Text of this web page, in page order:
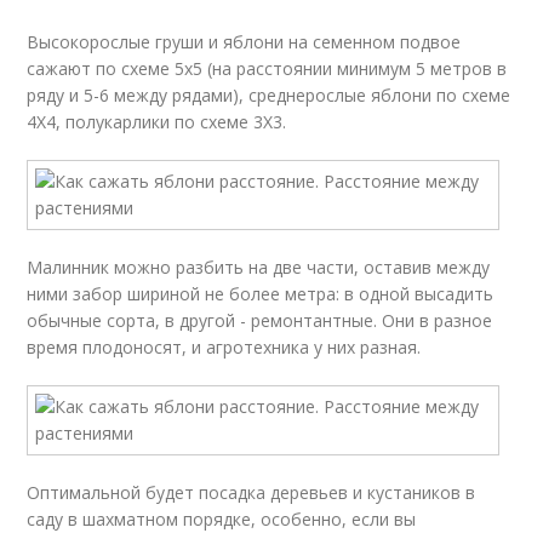
Высокорослые груши и яблони на семенном подвое
сажают по схеме 5х5 (на расстоянии минимум 5 метров в
ряду и 5-6 между рядами), среднерослые яблони по схеме
4Х4, полукарлики по схеме 3Х3.
Малинник можно разбить на две части, оставив между
ними забор шириной не более метра: в одной высадить
обычные сорта, в другой - ремонтантные. Они в разное
время плодоносят, и агротехника у них разная.
Оптимальной будет посадка деревьев и кустаников в
саду в шахматном порядке, особенно, если вы